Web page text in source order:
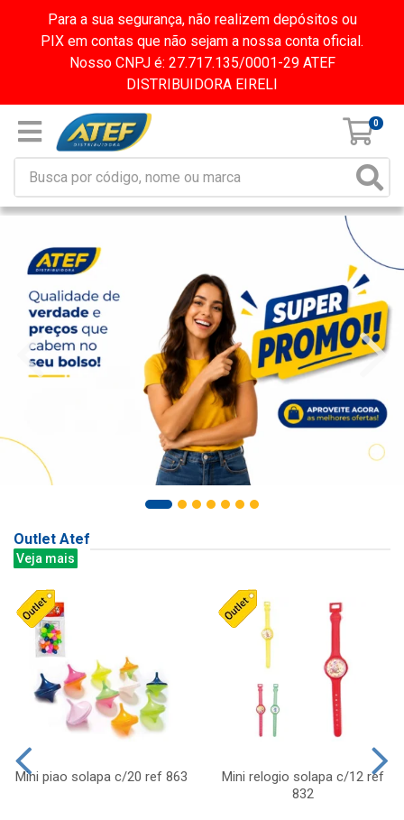
Para a sua segurança, não realizem depósitos ou
PIX em contas que não sejam a nossa conta oficial.
Nosso CNPJ é: 27.717.135/0001-29 ATEF
DISTRIBUIDORA EIRELI
0
Outlet Atef
Veja mais
Mini piao solapa c/20 ref 863
Mini relogio solapa c/12 ref
832